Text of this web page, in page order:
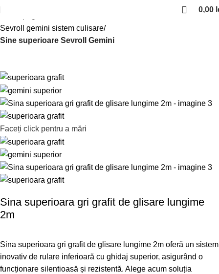
0,00
Sevroll gemini sistem culisare
Sine superioare Sevroll Gemini
Faceți click pentru a mări
Sina superioara gri grafit de glisare lungime
2m
Sina superioara gri grafit de glisare lungime 2m oferă un sistem
inovativ de rulare inferioară cu ghidaj superior, asigurând o
funcționare silentioasă și rezistentă. Alege acum soluția